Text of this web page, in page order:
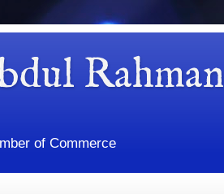
Rahman
of Commerce